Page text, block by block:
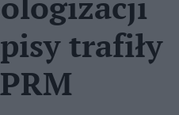
trafiły